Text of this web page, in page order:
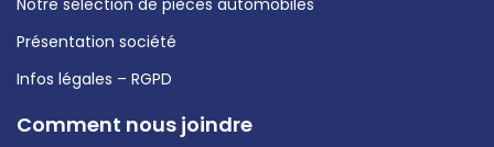
Présentation société
Infos légales – RGPD
Comment nous joindre